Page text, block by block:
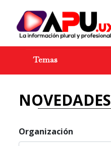
Temas
NOVEDADES
Organización